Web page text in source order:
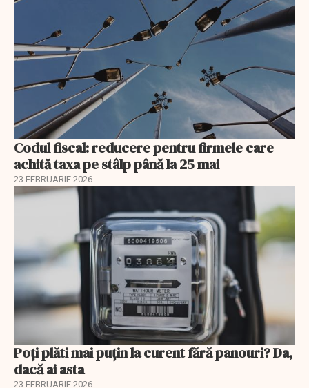
Codul fiscal: reducere pentru firmele care
achită taxa pe stâlp până la 25 mai
23 FEBRUARIE 2026
Poți plăti mai puțin la curent fără panouri? Da,
dacă ai asta
23 FEBRUARIE 2026